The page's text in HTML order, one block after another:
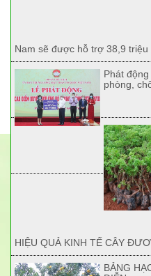
Nam sẽ được hỗ trợ 38,9 triệu
Phát
phòng,
HIỆU QUẢ KINH TẾ CÂY
BẢNG